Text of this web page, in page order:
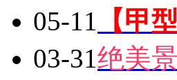
05-11 【甲
03-31绝美